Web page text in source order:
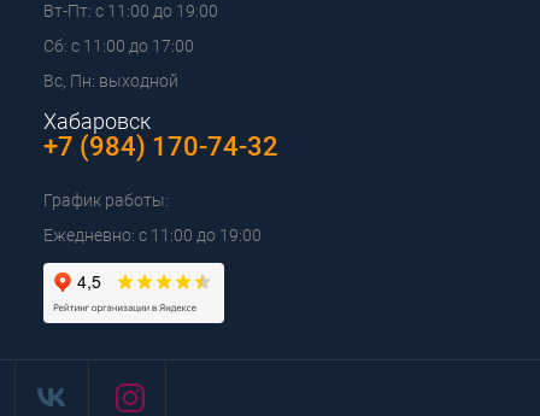
Вт-Пт: с 11:00 до 19:00
Сб: с 11:00 до 17:00
Вс, Пн: выходной
Хабаровск
+7 (984) 170-74-32
График работы:
Ежедневно: с 11:00 до 19:00